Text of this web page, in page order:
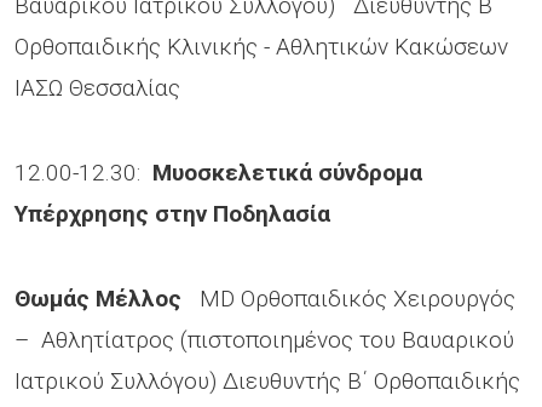
Ορθοπαιδικής Κλινικής - Αθλητικών Κακώσεων
ΙΑΣΩ Θεσσαλίας
12.00-12.30: Μυοσκελετικά σύνδρομα
Υπέρχρησης στην Ποδηλασία
Θωμάς Μέλλος
MD Ορθοπαιδικός Χειρουργός
– Αθλητίατρος (πιστοποιημένος του Βαυαρικού
Ιατρικού Συλλόγου) Διευθυντής Β΄ Ορθοπαιδικής